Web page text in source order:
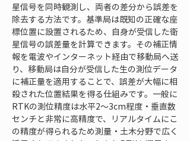
星信号を同時観測し、両者の差分から誤差を
除去する方法です。基準局は既知の正確な座
標位置に設置されるため、自身が受信した衛
星信号の誤差量を計算できます。その補正情
報を電波やインターネット経由で移動局へ送
り、移動局は自分が受信した生の測位データ
に補正量を適用することで、誤差が大幅に相
殺された位置結果を得る仕組みです。一般に
RTKの測位精度は水平2～3cm程度・垂直数
センチと非常に高精度で、リアルタイムにこ
の精度が得られるため測量・土木分野で広く